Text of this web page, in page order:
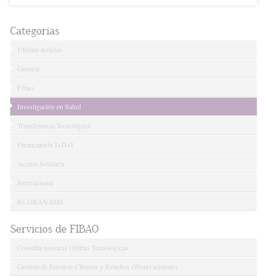
Categorías
Últimas noticias
General
Fibao
Investigación en Salud
Transferencia Tecnológica
Financiación I+D+I
Acción Solidaria
Internacional
ibs.GRANADA
Servicios de FIBAO
Consulta nuestras Ofertas Tecnológicas
Gestión de Ensayos Clínicos y Estudios Observacionales